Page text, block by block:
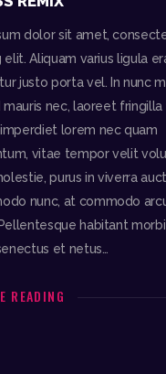
dolor sit amet,
elit. Aliquam varius ligula
justo porta vel. In nunc
nec, laoreet fringilla
lorem nec quam
vitae tempor velit
purus in viverra
nunc, at commodo
habitant morbi
et netus…
READING